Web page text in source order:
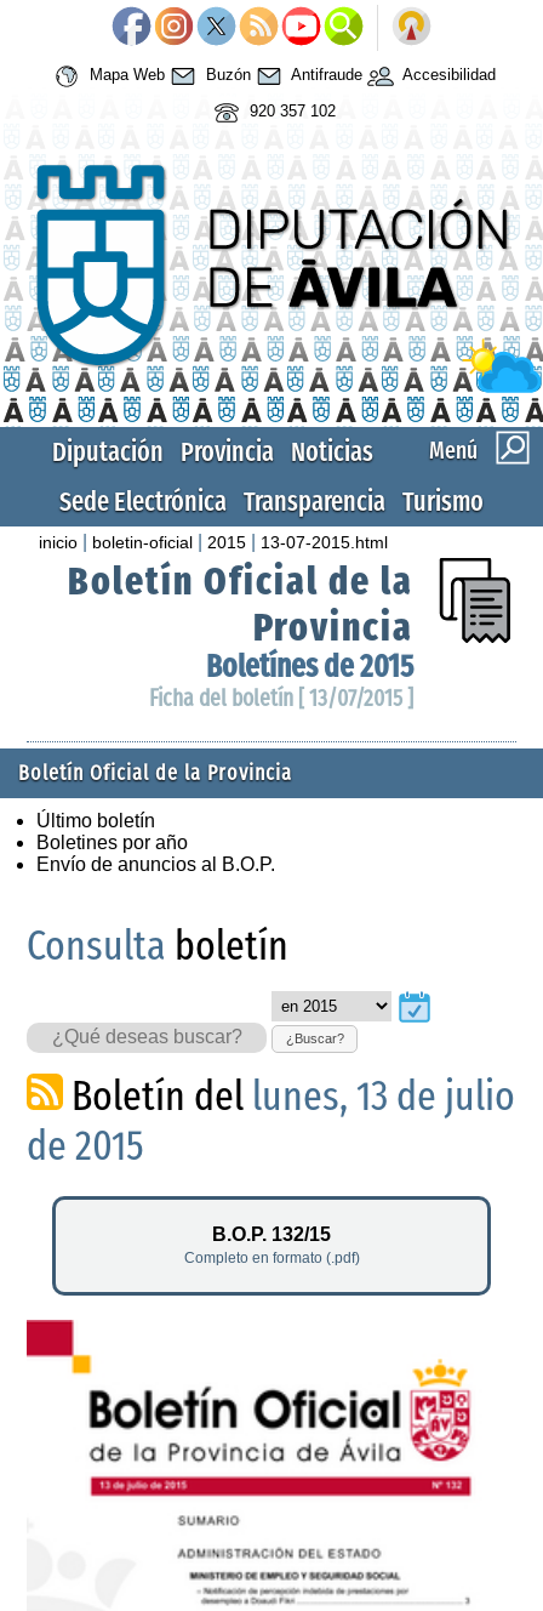
Mapa Web Buzón Antifraude
Accesibilidad
920 357 102
Menú
Diputación Provincia Noticias
Sede Electrónica Transparencia Turismo
inicio boletin-oficial 2015 13-07-2015.html
Boletín Oficial de la
Provincia
Boletínes de 2015
Ficha del boletín [ 13/07/2015 ]
Boletín Oficial de la Provincia
Último boletín
Boletines por año
Envío de anuncios al B.O.P.
Consulta boletín
¿Buscar?
Boletín del lunes, 13 de julio
de 2015
B.O.P. 132/15
Completo en formato (.pdf)